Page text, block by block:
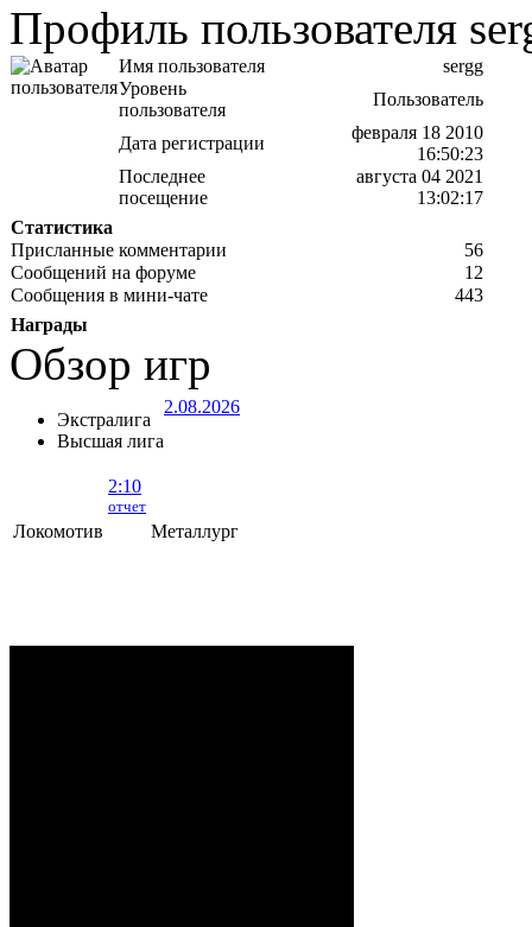
Профиль пользователя
Имя пользователя
sergg
Уровень
пользователя
Пользователь
Дата регистрации
февраля 18 2010
16:50:23
Последнее
посещение
августа 04 2021
13:02:17
Статистика
Присланные комментарии
56
Сообщений на форуме
12
Сообщения в мини-чате
443
Награды
Обзор игр
Экстралига
Высшая лига
2.08.2026
2:10
отчет
Локомотив Металлург